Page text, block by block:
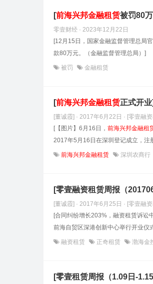
[前海兴邦金融租赁被罚80
零壹财经 · 2023年12月22日
[12月15日，国家金融监督管理总局官
款80万元。（金融监督管理总局）]
被罚 金融租赁
[前海兴邦金融租赁正式开业]
[董诚霞] · 2017年6月22日 · [零壹融
[【图片】6月16日， 前海兴邦金融租
2017年5月16日在深圳登记成立，注
前海兴邦金融租赁 深圳农商行
[零壹融资租赁周报（
[董诚霞] · 2017年6月25日 · [零壹融
[合同纠纷增长203%，融资租赁诉讼
前海自贸区深港创新中心举行开业仪
融资租赁 正奇租赁 渤海金
[零壹租赁周报（1.09日-